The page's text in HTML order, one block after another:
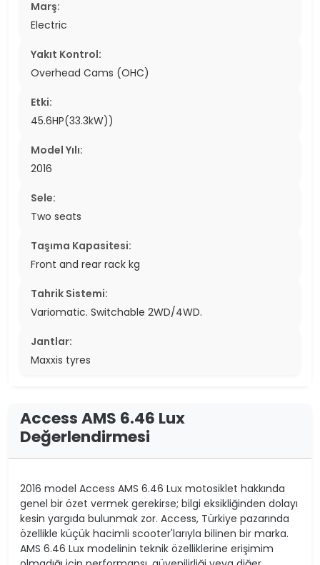
Marş:
Electric
Yakıt Kontrol:
Overhead Cams (OHC)
Etki:
45.6HP(33.3kW))
Model Yılı:
2016
Sele:
Two seats
Taşıma Kapasitesi:
Front and rear rack kg
Tahrik Sistemi:
Variomatic. Switchable 2WD/4WD.
Jantlar:
Maxxis tyres
Access AMS 6.46 Lux
Değerlendirmesi
2016 model Access AMS 6.46 Lux motosiklet hakkında
genel bir özet vermek gerekirse; bilgi eksikliğinden dolayı
kesin yargıda bulunmak zor. Access, Türkiye pazarında
özellikle küçük hacimli scooter'larıyla bilinen bir marka.
AMS 6.46 Lux modelinin teknik özelliklerine erişimim